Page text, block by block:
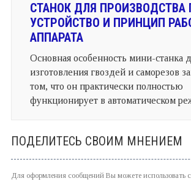
СТАНОК ДЛЯ ПРОИЗВОДСТВА
УСТРОЙСТВО И ПРИНЦИП
АППАРАТА
Основная особенность мини-станка
изготовления гвоздей и саморезов
том, что он практически полностью
функционирует в автоматическом
ПОДЕЛИТЕСЬ СВОИМ МНЕНИЕМ
Для оформления сообщений Вы можете использовать